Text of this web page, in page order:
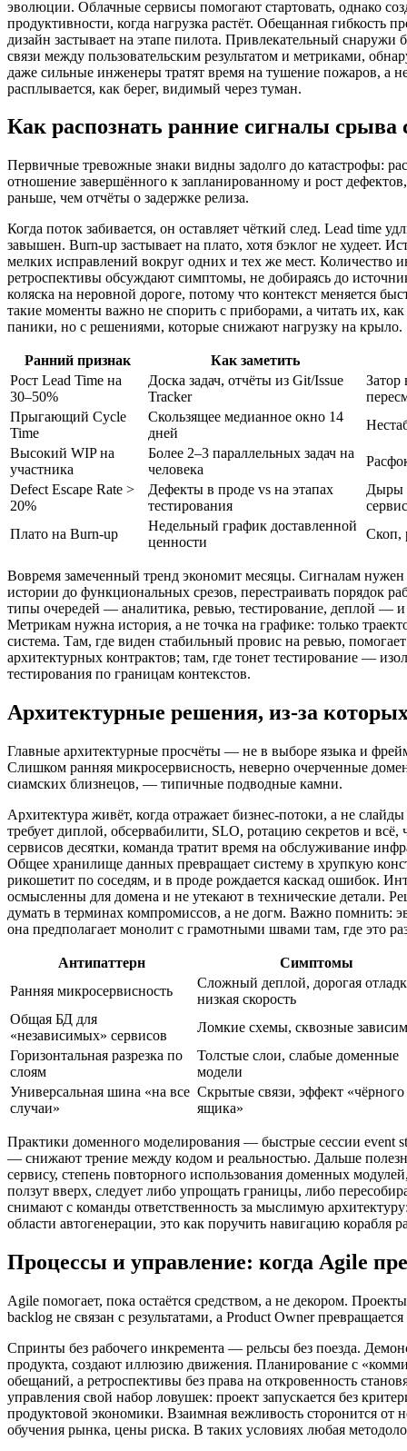
эволюции. Облачные сервисы помогают стартовать, однако
продуктивности, когда нагрузка растёт. Обещанная гибкость
дизайн застывает на этапе пилота. Привлекательный
связи между пользовательским результатом и метриками,
даже сильные инженеры тратят время на тушение пожаров, а
расплывается, как берег, видимый через туман.
Как распознать ранние сигналы срыва
Первичные тревожные знаки видны задолго до катастрофы:
отношение завершённого к запланированному и рост
раньше, чем отчёты о задержке релиза.
Когда поток забивается, он оставляет чёткий след. Lead time
завышен. Burn‑up застывает на плато, хотя бэклог не худеет.
мелких исправлений вокруг одних и тех же мест. Количество
ретроспективы обсуждают симптомы, не добираясь до
коляска на неровной дороге, потому что контекст меняется
такие моменты важно не спорить с приборами, а читать их, как
паники, но с решениями, которые снижают нагрузку на крыло.
Ранний признак
Как заметить
Рост Lead Time на
30–50%
Доска задач, отчёты из Git/Issue
Tracker
Затор
Прыгающий Cycle
Time
Скользящее медианное окно 14
дней
Высокий WIP на
участника
Более 2–3 параллельных задач на
человека
Defect Escape Rate >
20%
Дефекты в проде vs на этапах
тестирования
Дыры
Плато на Burn‑up
Недельный график доставленной
ценности
Скоп,
Вовремя замеченный тренд экономит месяцы. Сигналам нужен
истории до функциональных срезов, перестраивать порядок
типы очередей — аналитика, ревью, тестирование, деплой — и
Метрикам нужна история, а не точка на графике: только
система. Там, где виден стабильный провис на ревью,
архитектурных контрактов; там, где тонет тестирование —
тестирования по границам контекстов.
Архитектурные решения, из-за
Главные архитектурные просчёты — не в выборе языка и
Слишком ранняя микросервисность, неверно очерченные
сиамских близнецов, — типичные подводные камни.
Архитектура живёт, когда отражает бизнес‑потоки, а не
требует диплой, обсервабилити, SLO, ротацию секретов и всё,
сервисов десятки, команда тратит время на обслуживание
Общее хранилище данных превращает систему в хрупкую
рикошетит по соседям, и в проде рождается каскад ошибок.
осмысленны для домена и не утекают в технические детали.
думать в терминах компромиссов, а не догм. Важно помнить:
она предполагает монолит с грамотными швами там, где это
Антипаттерн
Симптомы
Ранняя микросервисность
Сложный деплой, дорогая
низкая скорость
Общая БД для
«независимых» сервисов
Ломкие схемы, сквозные
Горизонтальная разрезка по
слоям
Толстые слои, слабые доменные
модели
Универсальная шина «на все
случаи»
Скрытые связи, эффект «чёрного
ящика»
Практики доменного моделирования — быстрые сессии event
— снижают трение между кодом и реальностью. Дальше
сервису, степень повторного использования доменных
ползут вверх, следует либо упрощать границы, либо
снимают с команды ответственность за мыслимую
области автогенерации, это как поручить навигацию корабля
Процессы и управление: когда Agile
Agile помогает, пока остаётся средством, а не декором.
backlog не связан с результатами, а Product Owner превращается
Спринты без рабочего инкремента — рельсы без поезда.
продукта, создают иллюзию движения. Планирование с
обещаний, а ретроспективы без права на откровенность
управления свой набор ловушек: проект запускается без
продуктовой экономики. Взаимная вежливость сторонится
обучения рынка, цены риска. В таких условиях любая